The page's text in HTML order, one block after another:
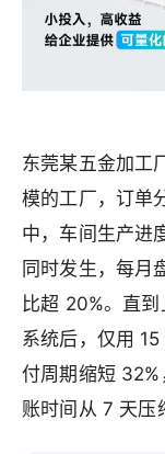
东莞某五金加工
模的工厂，订单
中，车间生产进
同时发生，每月
比超 20%。直
系统后，仅用
付周期缩短
账时间从 7 天压